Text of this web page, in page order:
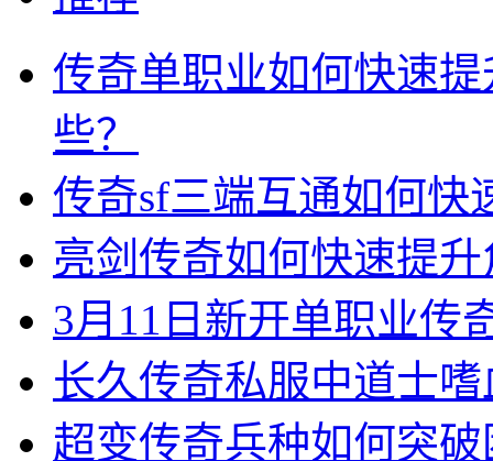
传奇单职业如何快速
些？
传奇sf三端互通如何快
亮剑传奇如何快速提
3月11日新开单职业传
长久传奇私服中道士
超变传奇兵种如何突